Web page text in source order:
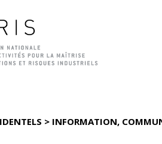
> INFORMATION,